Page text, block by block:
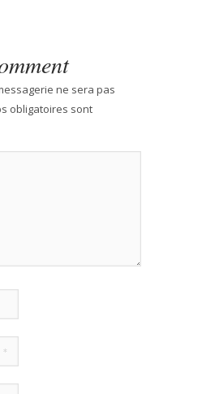
ne sera pas
obligatoires sont